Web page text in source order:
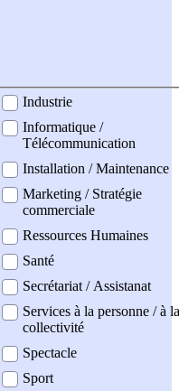
Industrie
Informatique /
Télécommunication
Installation / Maintenance
Marketing / Stratégie
commerciale
Ressources Humaines
Santé
Secrétariat / Assistanat
Services à la personne / à la
collectivité
Spectacle
Sport